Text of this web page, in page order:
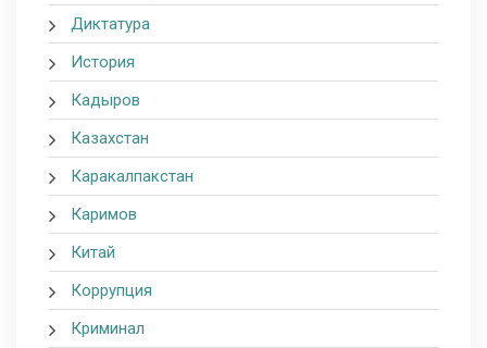
Диктатура
История
Кадыров
Казахстан
Каракалпакстан
Каримов
Китай
Коррупция
Криминал